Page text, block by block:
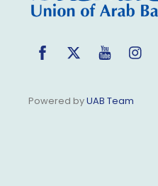
Facebook
Twitter YouTube
Powered byUAB Team